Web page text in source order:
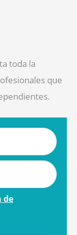
toda la
que
de